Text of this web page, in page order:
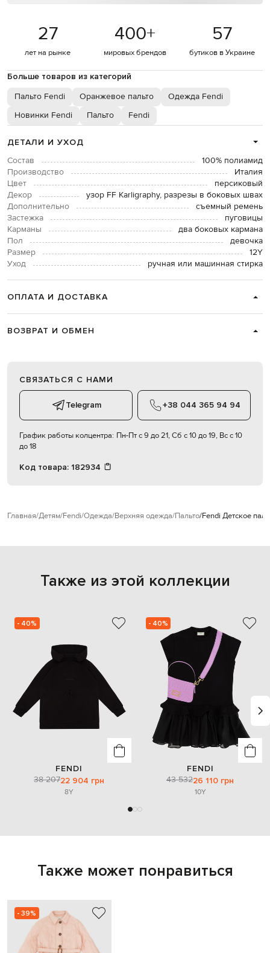
27
лет на рынке
400+
мировых брендов
57
бутиков в Украине
Больше товаров из категорий
Пальто Fendi Оранжевое пальто
Одежда Fendi
Новинки Fendi
Пальто Fendi
ДЕТАЛИ И УХОД
Состав
100% полиамид
Производство
Италия
Цвет
персиковый
Декор
узор FF Karligraphy, разрезы в боковых швах
Дополнительно
съемный ремень
Застежка
пуговицы
Карманы
два боковых кармана
Пол
девочка
Размер
12Y
Уход
ручная или машинная стирка
ОПЛАТА И ДОСТАВКА
ВОЗВРАТ И ОБМЕН
СВЯЗАТЬСЯ С НАМИ
Telegram +38 044 365 94 94
График работы колцентра: Пн-Пт с 9 до 21, Сб с 10 до 19, Вс с 10
до 18
Код товара: 182934
Главная Детям Fendi Одежда Верхняя одежда Пальто Fendi Детское
Также из этой коллекции
- 40%
FENDI
38 20722 904 грн
8Y
- 40%
FENDI
43 53226 110 грн
10Y
Также может понравиться
- 39%